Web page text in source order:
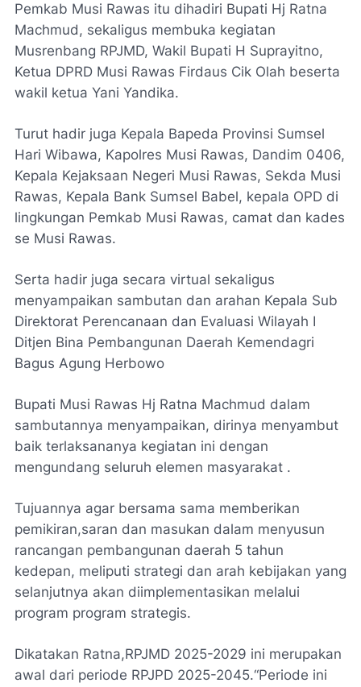
Pemkab Musi Rawas itu dihadiri Bupati Hj Ratna
Machmud, sekaligus membuka kegiatan
Musrenbang RPJMD, Wakil Bupati H Suprayitno,
Ketua DPRD Musi Rawas Firdaus Cik Olah beserta
wakil ketua Yani Yandika.
Turut hadir juga Kepala Bapeda Provinsi Sumsel
Hari Wibawa, Kapolres Musi Rawas, Dandim 0406,
Kepala Kejaksaan Negeri Musi Rawas, Sekda Musi
Rawas, Kepala Bank Sumsel Babel, kepala OPD di
lingkungan Pemkab Musi Rawas, camat dan kades
se Musi Rawas.
Serta hadir juga secara virtual sekaligus
menyampaikan sambutan dan arahan Kepala Sub
Direktorat Perencanaan dan Evaluasi Wilayah I
Ditjen Bina Pembangunan Daerah Kemendagri
Bagus Agung Herbowo
Bupati Musi Rawas Hj Ratna Machmud dalam
sambutannya menyampaikan, dirinya menyambut
baik terlaksananya kegiatan ini dengan
mengundang seluruh elemen masyarakat .
Tujuannya agar bersama sama memberikan
pemikiran,saran dan masukan dalam menyusun
rancangan pembangunan daerah 5 tahun
kedepan, meliputi strategi dan arah kebijakan yang
selanjutnya akan diimplementasikan melalui
program program strategis.
Dikatakan Ratna,RPJMD 2025-2029 ini merupakan
awal dari periode RPJPD 2025-2045.“Periode ini